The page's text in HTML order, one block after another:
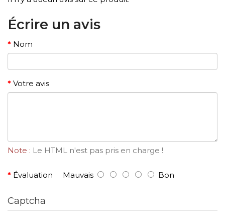
Écrire un avis
Nom
Votre avis
Note : Le HTML n'est pas pris en charge !
Évaluation Mauvais Bon
Captcha